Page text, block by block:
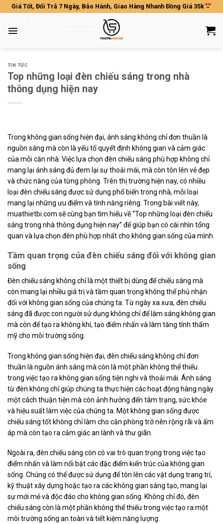
Skip
content
Giá Tốt, Đổi Trả 7 Ngày, Bảo Hành, Giao Hàng Nhanh Đồng Giá 35k
TIN TỨC
Top những loại đèn chiếu sáng trong nhà
thông dụng hiện nay
Trong không gian sống hiện đại, ánh sáng không chỉ đơn thuần là
nguồn sáng mà còn là yếu tố quyết định không gian và cảm giác
của mỗi căn nhà. Việc lựa chọn đèn chiếu sáng phù hợp không chỉ
mang lại ánh sáng đủ đem lại sự thoải mái, mà còn tôn lên vẻ đẹp
và chức năng của từng phòng. Trên thị trường hiện nay, có nhiều
loại đèn chiếu sáng được sử dụng phổ biến trong nhà, mỗi loại
mang lại những ưu điểm và tính năng riêng. Trong bài viết này,
muathietbi.com sẽ cùng bạn tìm hiểu về “Top những loại đèn chiếu
sáng trong nhà thông dụng hiện nay” để giúp bạn có cái nhìn tổng
quan và lựa chọn đèn phù hợp nhất cho không gian sống của mình.
Tầm quan trọng của đèn chiếu sáng đối với không gian
sống
Đèn chiếu sáng không chỉ là một thiết bị dùng để chiếu sáng mà
còn mang lại nhiều giá trị và tầm quan trọng không thể phủ nhận
đối với không gian sống của chúng ta. Từ ngày xa xưa, đèn chiếu
sáng đã được con người sử dụng không chỉ để làm sáng không gian
mà còn để tạo ra không khí, tạo điểm nhấn và làm tăng tính thẩm
mỹ cho môi trường sống.
Trong không gian sống hiện đại, đèn chiếu sáng không chỉ đơn
thuần là nguồn ánh sáng mà còn là một phần không thể thiếu
trong việc tạo ra không gian sống tiện nghi và thoải mái. Ánh sáng
từ đèn không chỉ giúp chúng ta thực hiện các hoạt động hàng ngày
một cách thuận tiện mà còn ảnh hưởng đến tâm trạng, sức khỏe
và hiệu suất làm việc của chúng ta. Một không gian sống được
chiếu sáng tốt không chỉ làm cho căn phòng trở nên rộng rãi và ấm
áp mà còn tạo ra cảm giác an lành và thư giãn.
Ngoài ra, đèn chiếu sáng còn có vai trò quan trọng trong việc tạo
điểm nhấn và làm nổi bật các đặc điểm kiến trúc của không gian
sống. Chúng có thể được sử dụng để tôn lên các vật dụng trang trí,
kỹ thuật xây dựng hoặc tạo ra các không gian sáng tạo, mang lại
sự mới mẻ và độc đáo cho không gian sống. Không chỉ đó, đèn
chiếu sáng còn là một phần không thể thiếu trong việc tạo ra một
môi trường sống an toàn và tiết kiệm năng lượng.